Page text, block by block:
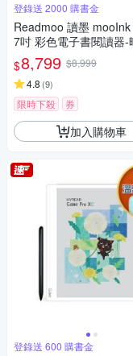
登錄送 2000 購書金
Readmoo 讀墨
7吋 彩色電子書閱讀器-
$8,799 $8,999
4.8 (9)
限時下殺 券
加入購物車
登錄送 600 購書金